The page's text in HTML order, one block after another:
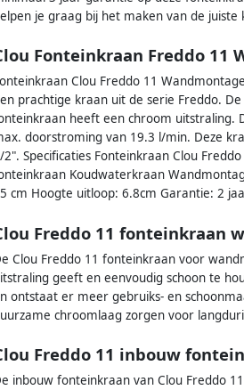
je graag bij het maken van de juiste
Fonteinkraan Freddo 11
Clou Freddo 11
prachtige kraan uit de serie Freddo.
heeft een chroom uitstraling.
doorstroming van 19.3 l/min. Deze
2". Specificaties Fonteinkraan Clou
Koudwaterkraan
cm Hoogte uitloop: 6.8cm Garantie: 2
Freddo 11 fonteinkraan
Clou Freddo 11 fonteinkraan voor
geeft en eenvoudig schoon te
ontstaat er meer gebruiks- en
chroomlaag zorgen voor
Freddo 11 inbouw
inbouw fonteinkraan van Clou Freddo